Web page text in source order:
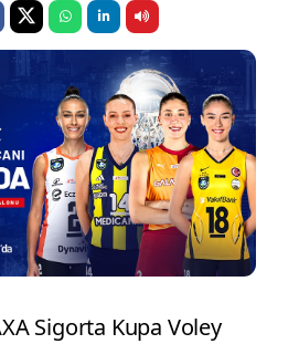
Sigorta Kupa Voley